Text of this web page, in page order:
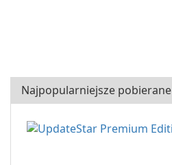
Najpopularniejsze pobierane